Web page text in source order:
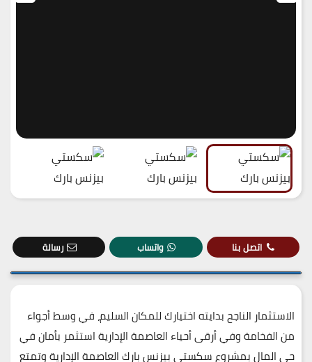
اتصل بنا واتساب رسالة
الاستثمار الناجح بدايته اختيارك للمكان السليم، في وسط أجواء
من الفخامة وفي أرقى أحياء العاصمة الإدارية استثمر بأمان في
حي المال بمشروع سكستي بيزنس بارك العاصمة الإدارية وتمتع